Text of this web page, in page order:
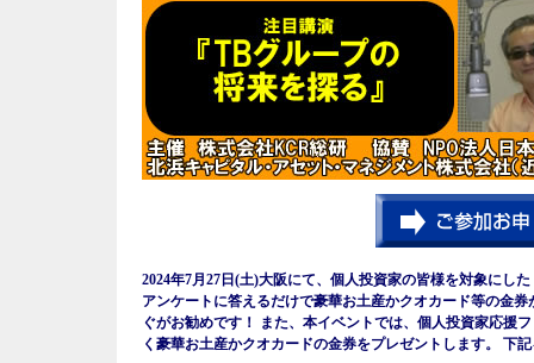
2024年7月27日(土)大阪にて、個人投資家の皆様を対象にした
アンケートに答えるだけで豪華お土産かクオカード等の金券
ぐがお勧めです！
また、本イベントでは、個人投資家応援
く 豪華お土産かクオカードの金券をプレゼントします。 下